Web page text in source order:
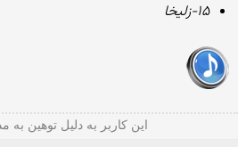
۱۵-زلیخا
این کاربر به دلیل توهین